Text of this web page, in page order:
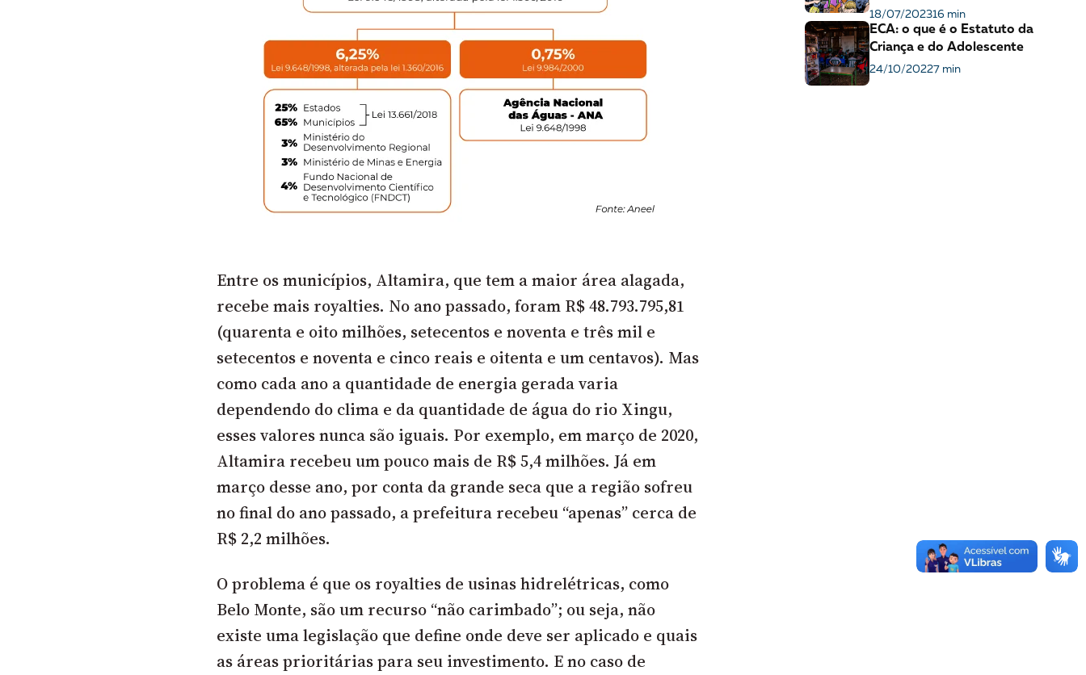
Entre os municípios, Altamira, que tem a maior área alagada,
recebe mais royalties. No ano passado, foram R$ 48.793.795,81
(quarenta e oito milhões, setecentos e noventa e três mil e
setecentos e noventa e cinco reais e oitenta e um centavos). Mas
como cada ano a quantidade de energia gerada varia
dependendo do clima e da quantidade de água do rio Xingu,
esses valores nunca são iguais. Por exemplo, em março de 2020,
Altamira recebeu um pouco mais de R$ 5,4 milhões. Já em
março desse ano, por conta da grande seca que a região sofreu
no final do ano passado, a prefeitura recebeu “apenas” cerca de
R$ 2,2 milhões.
O problema é que os royalties de usinas hidrelétricas, como
Belo Monte, são um recurso “não carimbado”; ou seja, não
existe uma legislação que define onde deve ser aplicado e quais
as áreas prioritárias para seu investimento. E no caso de
18/07/202316 min
ECA: o que é o Estatuto da
Criança e do Adolescente
24/10/20227 min